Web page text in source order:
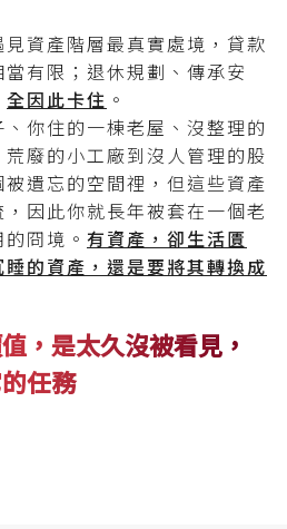
資產階層最真實處境，貸款
有限；退休規劃、傳承安
全因此卡住 。
你住的一棟老屋、沒整理的
廢的小工廠到沒人管理的股
遺忘的空間𥚃，但這些資產
因此你就長年被套在一個老
冏境。 有資產，卻生活匱
的資產，還是要將其轉換成
，是太久沒被看見，
任務